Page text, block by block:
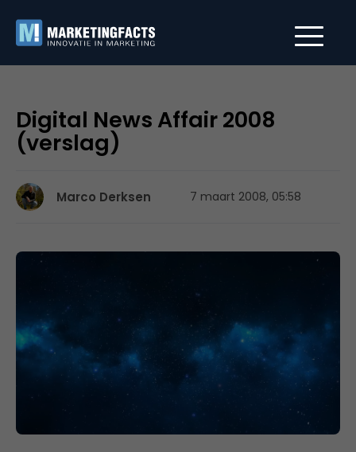
Digital News Affair 2008
(verslag)
Marco Derksen 7 maart 2008, 05:58